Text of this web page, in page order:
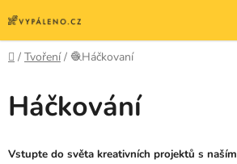
na
obsah
Domů
/ Tvoření / 🧶Háčkovaní
Háčkování
Vstupte do světa kreativních projektů s naším